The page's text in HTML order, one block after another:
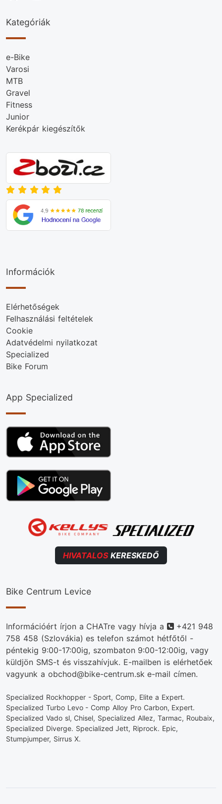
Kategóriák
e-Bike
Varosi
MTB
Gravel
Fitness
Junior
Kerékpár kiegészítők
Információk
Elérhetőségek
Felhasználási feltételek
Cookie
Adatvédelmi nyilatkozat
Specialized
Bike Forum
App Specialized
HIVATALOSKERESKEDŐ
Bike Centrum Levice
Információért írjon a CHATre vagy hívja a Telefonszám
+421 948
758 458 (Szlovákia) es telefon számot hétfőtől -
péntekig 9:00-17:00ig, szombaton 9:00-12:00ig, vagy
küldjön SMS-t és visszahívjuk. E-mailben is elérhetőek
vagyunk a obchod@bike-centrum.sk e-mail címen.
Specialized Rockhopper - Sport, Comp, Elite a Expert.
Specialized Turbo Levo - Comp Alloy Pro Carbon, Expert.
Specialized Vado sl, Chisel, Specialized Allez, Tarmac, Roubaix,
Specialized Diverge. Specialized Jett, Riprock. Epic,
Stumpjumper, Sirrus X.